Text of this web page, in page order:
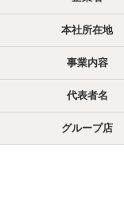
本社所在地
事業内容
代表者名
グループ店